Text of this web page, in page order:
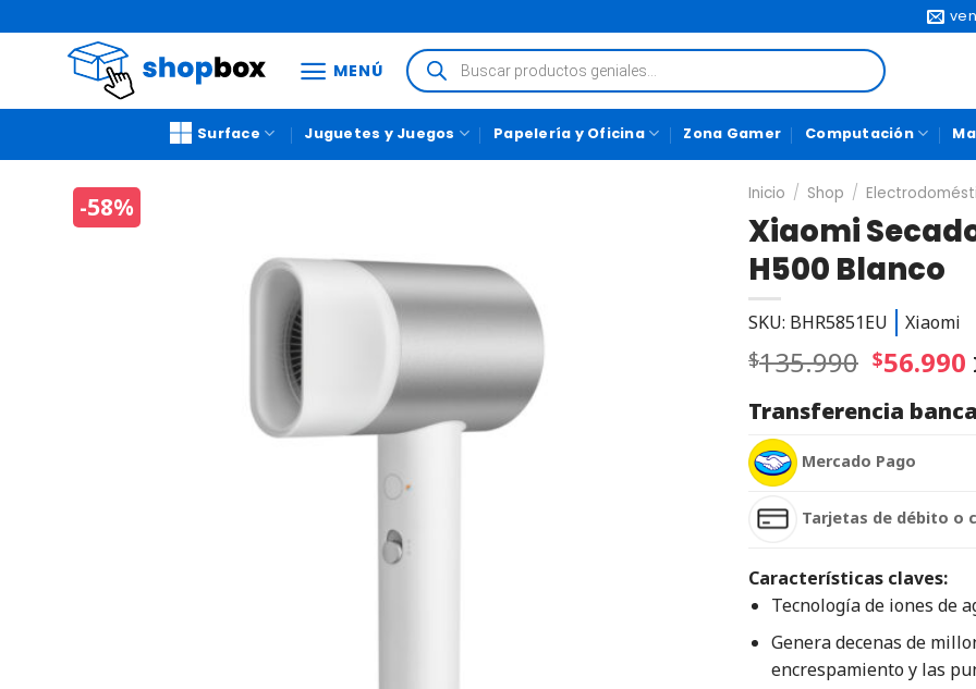
MENÚ
Surface Juguetes y Juegos Papelería y Oficina Zona Gamer Computación
-58% Inicio / Shop /
Xiaomi
H500 Blanco
SKU: BHR5851EU Xiaomi
$135.990 $56.990
Transferencia
Mercado Pago
Tarjetas de débito o
Características claves:
Tecnología de iones de
Genera decenas de
encrespamiento y las